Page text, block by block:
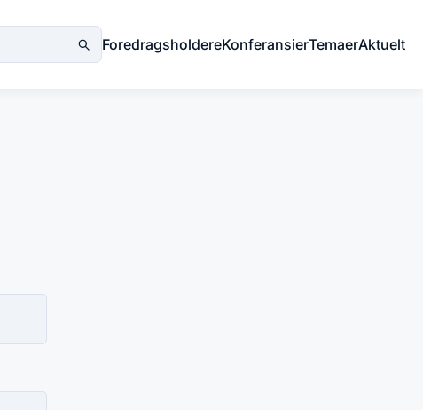
ForedragsholdereKonferansierTemaerAktuelt